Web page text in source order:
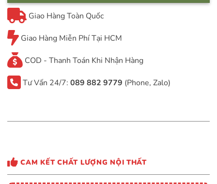
Giao Hàng Toàn Quốc
Giao Hàng Miễn Phí Tại HCM
COD - Thanh Toán Khi Nhận Hàng
Tư Vấn 24/7: 089 882 9779 (Phone, Zalo)
CAM KẾT CHẤT LƯỢNG NỘI THẤT